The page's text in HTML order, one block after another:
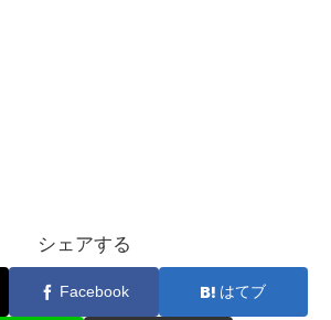
シェアする
Facebook はてブ